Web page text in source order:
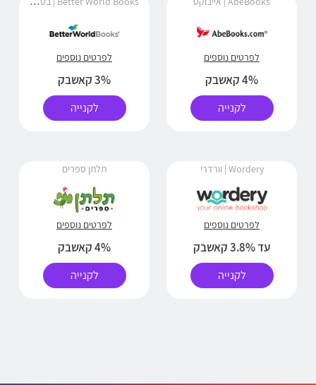
לפרטים נוספים
4% קאשבק
לקנייה
לפרטים נוספים
3% קאשבק
לקנייה
Wordery | וורדרי
לפרטים נוספים
עד 3.8% קאשבק
לקנייה
תלתן ספרים
לפרטים נוספים
4% קאשבק
לקנייה